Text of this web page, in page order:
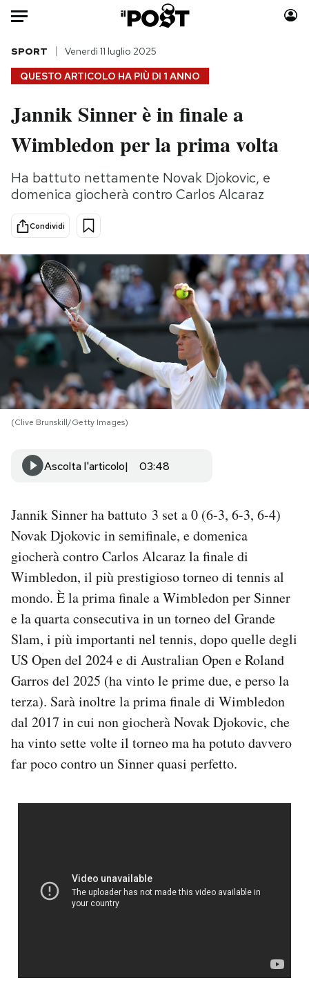
HOME
Italia
Politica
Tecnologia
Internet
Scienza
Cultura
Economia
Sport
Moda
Consumismi
Storie/Idee
Ok Boomer!
Altrecose
Mondiali calcio 2026
PODCAST
NEWSLETTER
I MIEI PREFERITI
SHOP
CALENDARIO
AREA PERSONALE
Area Personale
Regala il Post
Hai bisogno di aiuto?
Esci
QUESTO ARTICOLO HA PIÙ DI 1 ANNO
SPORT Venerdì 11 luglio 2025
Jannik Sinner è in finale a
Wimbledon per la prima volta
Ha battuto nettamente Novak Djokovic, e
domenica giocherà contro Carlos Alcaraz
Condividi
(Clive Brunskill/Getty Images)
Ascolta l'articolo 03:48
Jannik Sinner ha battuto 3 set a 0 (6-3, 6-3, 6-4)
Novak Djokovic in semifinale, e domenica
giocherà contro Carlos Alcaraz la finale di
Wimbledon, il più prestigioso torneo di tennis al
mondo. È la prima finale a Wimbledon per Sinner
e la quarta consecutiva in un torneo del Grande
Slam, i più importanti nel tennis, dopo quelle degli
US Open del 2024 e di Australian Open e Roland
Garros del 2025 (ha vinto le prime due, e perso la
terza). Sarà inoltre la prima finale di Wimbledon
dal 2017 in cui non giocherà Novak Djokovic, che
ha vinto sette volte il torneo ma ha potuto davvero
far poco contro un Sinner quasi perfetto.